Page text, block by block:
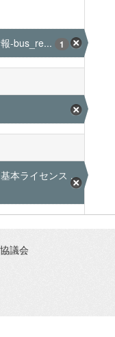
-bus_re... 1
本ライセンス ...
議会